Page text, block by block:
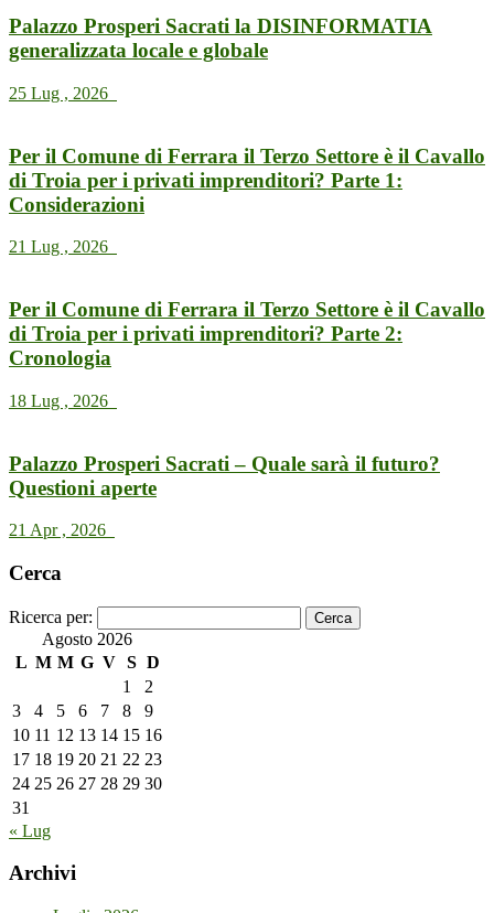
Palazzo Prosperi Sacrati la DISINFORMATIA
generalizzata locale e globale
25 Lug , 2026
Per il Comune di Ferrara il Terzo Settore è il Cavallo
di Troia per i privati imprenditori? Parte 1:
Considerazioni
21 Lug , 2026
Per il Comune di Ferrara il Terzo Settore è il Cavallo
di Troia per i privati imprenditori? Parte 2:
Cronologia
18 Lug , 2026
Palazzo Prosperi Sacrati – Quale sarà il futuro?
Questioni aperte
21 Apr , 2026
Cerca
Ricerca per:
Agosto 2026
L M M G V S D
1
2
3
4 5 6 7 8
9
10 11 12 13 14 15 16
17 18 19 20 21 22 23
24 25 26 27 28 29 30
31
« Lug
Archivi